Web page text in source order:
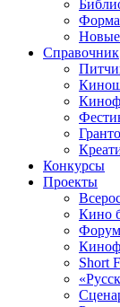
Новые
Справочник
Конкурсы
Проекты
Кино
Short